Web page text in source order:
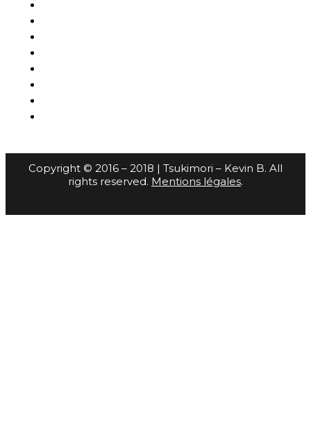
Copyright © 2016 – 2018 | Tsukimori – Kevin B. All
rights reserved. Mentions légales.